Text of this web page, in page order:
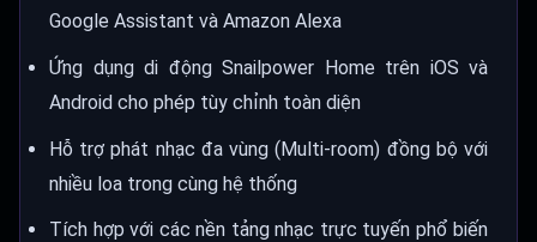
Google Assistant và Amazon Alexa
Ứng dụng di động Snailpower Home trên iOS và
Android cho phép tùy chỉnh toàn diện
Hỗ trợ phát nhạc đa vùng (Multi-room) đồng bộ với
nhiều loa trong cùng hệ thống
Tích hợp với các nền tảng nhạc trực tuyến phổ biến